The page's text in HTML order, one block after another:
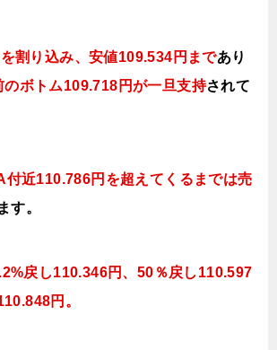
割り込み、安値109.534円まであり
のボトム109.718円が一旦支持されて
付近110.786円を超えてくるまでは売
す。
戻し110.346円、50％戻し110.597
円。